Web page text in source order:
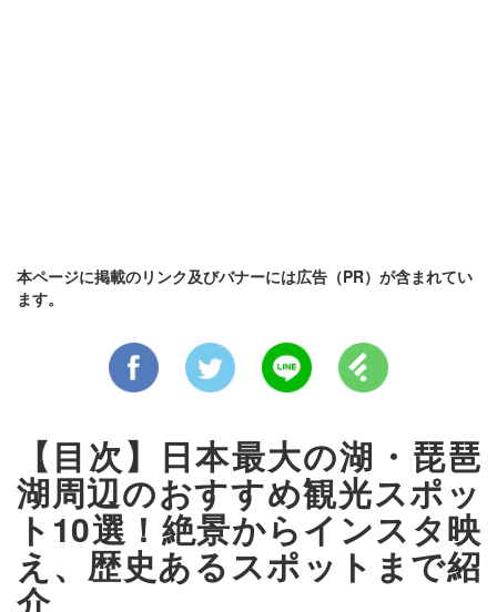
本ページに掲載のリンク及びバナーには広告（PR）が含まれてい
ます。
【目次】日本最大の湖・琵琶
湖周辺のおすすめ観光スポッ
ト10選！絶景からインスタ映
え、歴史あるスポットまで紹
介